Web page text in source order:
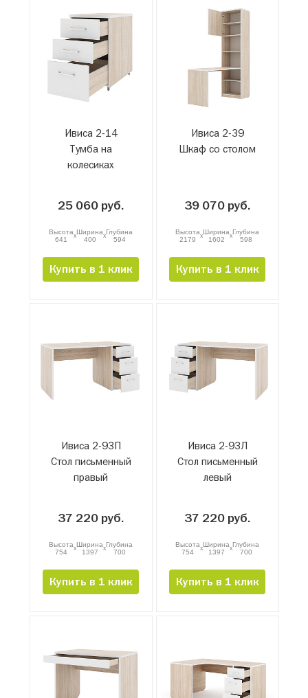
Ивиса 2-14
Тумба на
колесиках
25 060 руб.
Высота
641
xШирина
400
xГлубина
594
Купить в 1 клик
Ивиса 2-39
Шкаф со столом
39 070 руб.
Высота
2179
xШирина
1602
xГлубина
598
Купить в 1 клик
Ивиса 2-93П
Стол письменный
правый
37 220 руб.
Высота
754
xШирина
1397
xГлубина
700
Купить в 1 клик
Ивиса 2-93Л
Стол письменный
левый
37 220 руб.
Высота
754
xШирина
1397
xГлубина
700
Купить в 1 клик